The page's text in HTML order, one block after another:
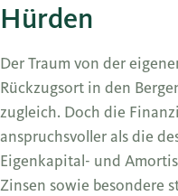
Hürden
Der Traum von der
Rückzugsort in den
zugleich. Doch die
anspruchsvoller als die
Eigenkapital- und
Zinsen sowie besondere